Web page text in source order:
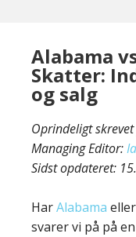
Alabama
Skatter:
og salg
Oprindeligt
Managing Editor:
Sidst opdateret:
HarAlabama eller
svarer vi på på